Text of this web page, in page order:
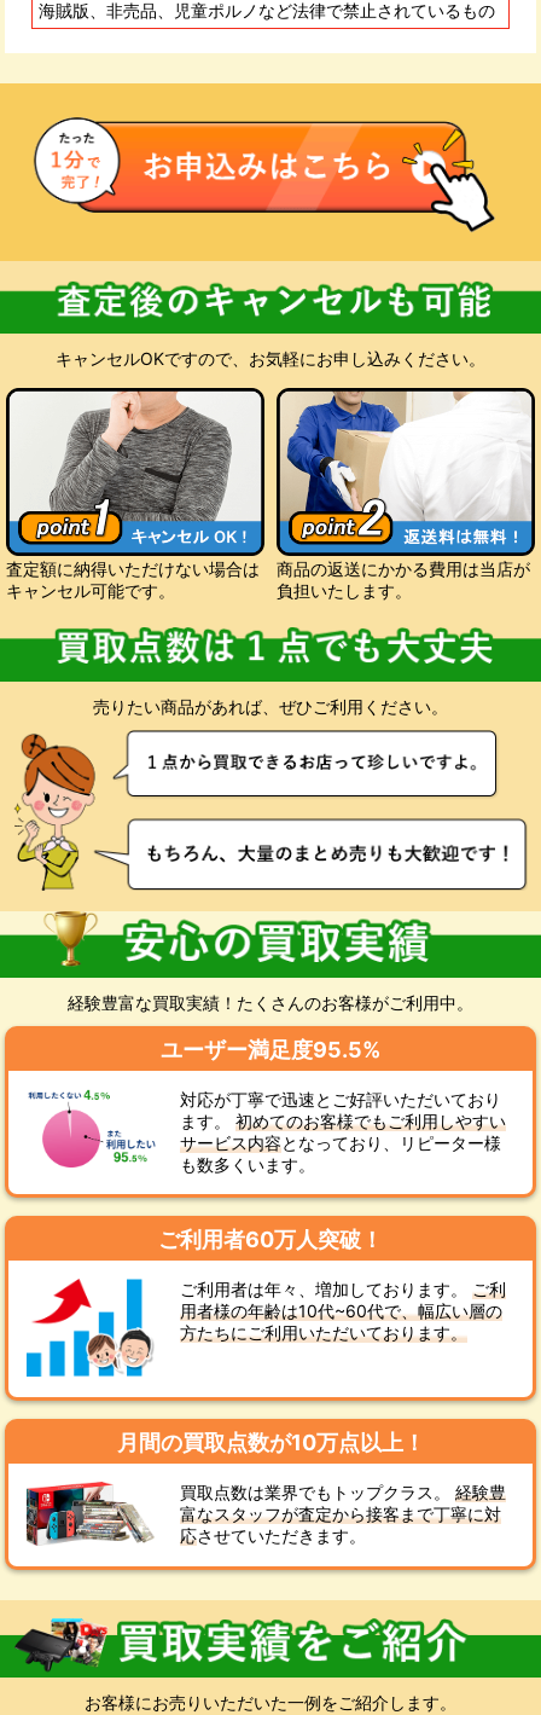
に入金いたします。
査定にご納得いただけない場合
お預かりした商品をお客様にご返却いたします。キャンセル料
けいたします。
海賊版、非売品、児童ポルノなど法律で禁止されているもの
キャンセルOKですので、お気軽にお申し込みください。
査定額に納得いただけない場合は
キャンセル可能です。
商品の返送にかかる費用は当店が
負担いたします。
売りたい商品があれば、ぜひご利用ください。
経験豊富な買取実績！たくさんのお客様がご利用中。
ユーザー満足度95.5%
対応が丁寧で迅速とご好評いただいており
ます。初めてのお客様でもご利用しやすい
サービス内容となっており、リピーター様
も数多くいます。
ご利用者60万人突破！
ご利用者は年々、増加しております。ご利
用者様の年齢は10代~60代で、幅広い層の
方たちにご利用いただいております。
月間の買取点数が10万点以上！
買取点数は業界でもトップクラス。経験豊
富なスタッフが査定から接客まで丁寧に対
応させていただきます。
お客様にお売りいただいた一例をご紹介します。